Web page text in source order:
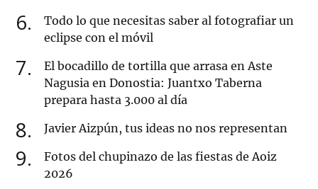
6
Todo lo que necesitas saber al fotografiar un
eclipse con el móvil
7
El bocadillo de tortilla que arrasa en Aste
Nagusia en Donostia: Juantxo Taberna
prepara hasta 3.000 al día
8 Javier Aizpún, tus ideas no nos representan
9
Fotos del chupinazo de las fiestas de Aoiz
2026